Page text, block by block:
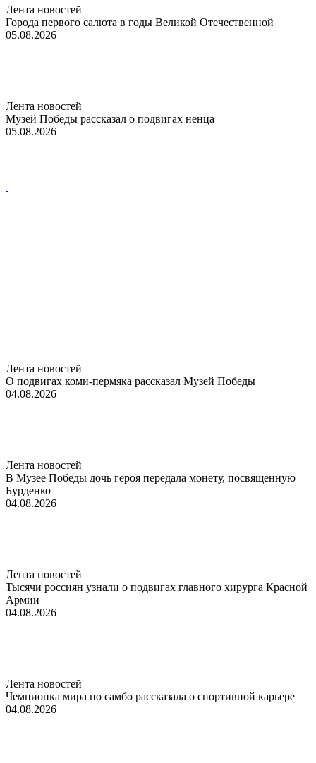
Лента новостей
Города первого салюта в годы Великой Отечественной
05.08.2026
Лента новостей
Музей Победы рассказал о подвигах ненца
05.08.2026
Лента новостей
О подвигах коми-пермяка рассказал Музей Победы
04.08.2026
Лента новостей
В Музее Победы дочь героя передала монету, посвященную
Бурденко
04.08.2026
Лента новостей
Тысячи россиян узнали о подвигах главного хирурга Красной
Армии
04.08.2026
Лента новостей
Чемпионка мира по самбо рассказала о спортивной карьере
04.08.2026